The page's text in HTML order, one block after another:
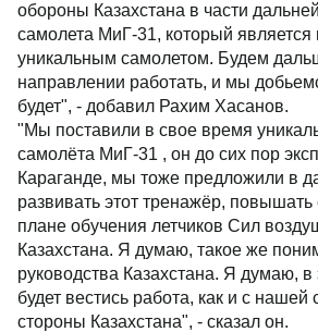
обороны Казахстана в части
самолета МиГ-31, который
уникальным самолетом. Будем
направлении работать, и мы
будет", - добавил Рахим Хасанов.
"Мы поставили в свое время
самолёта МиГ-31 , он до сих пор
Караганде, мы тоже предложили в
развивать этот тренажёр, повышать
плане обучения летчиков Сил
Казахстана. Я думаю, такое же
руководства Казахстана. Я думаю,
будет вестись работа, как и с нашей
стороны Казахстана", - сказал он.